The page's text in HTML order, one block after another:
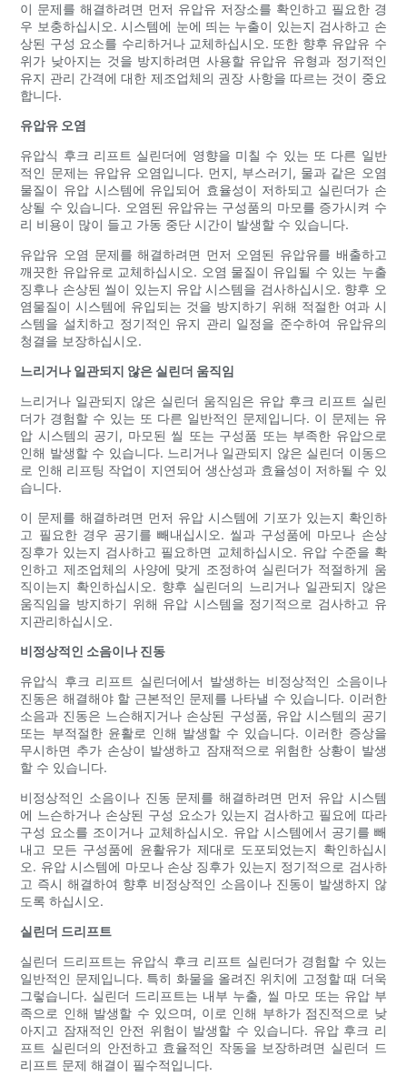
이 문제를 해결하려면 먼저 유압유 저장소를 확인하고 필요한 경
우 보충하십시오. 시스템에 눈에 띄는 누출이 있는지 검사하고 손
상된 구성 요소를 수리하거나 교체하십시오. 또한 향후 유압유 수
위가 낮아지는 것을 방지하려면 사용할 유압유 유형과 정기적인
유지 관리 간격에 대한 제조업체의 권장 사항을 따르는 것이 중요
합니다.
유압유 오염
유압식 후크 리프트 실린더에 영향을 미칠 수 있는 또 다른 일반
적인 문제는 유압유 오염입니다. 먼지, 부스러기, 물과 같은 오염
물질이 유압 시스템에 유입되어 효율성이 저하되고 실린더가 손
상될 수 있습니다. 오염된 유압유는 구성품의 마모를 증가시켜 수
리 비용이 많이 들고 가동 중단 시간이 발생할 수 있습니다.
유압유 오염 문제를 해결하려면 먼저 오염된 유압유를 배출하고
깨끗한 유압유로 교체하십시오. 오염 물질이 유입될 수 있는 누출
징후나 손상된 씰이 있는지 유압 시스템을 검사하십시오. 향후 오
염물질이 시스템에 유입되는 것을 방지하기 위해 적절한 여과 시
스템을 설치하고 정기적인 유지 관리 일정을 준수하여 유압유의
청결을 보장하십시오.
느리거나 일관되지 않은 실린더 움직임
느리거나 일관되지 않은 실린더 움직임은 유압 후크 리프트 실린
더가 경험할 수 있는 또 다른 일반적인 문제입니다. 이 문제는 유
압 시스템의 공기, 마모된 씰 또는 구성품 또는 부족한 유압으로
인해 발생할 수 있습니다. 느리거나 일관되지 않은 실린더 이동으
로 인해 리프팅 작업이 지연되어 생산성과 효율성이 저하될 수 있
습니다.
이 문제를 해결하려면 먼저 유압 시스템에 기포가 있는지 확인하
고 필요한 경우 공기를 빼내십시오. 씰과 구성품에 마모나 손상
징후가 있는지 검사하고 필요하면 교체하십시오. 유압 수준을 확
인하고 제조업체의 사양에 맞게 조정하여 실린더가 적절하게 움
직이는지 확인하십시오. 향후 실린더의 느리거나 일관되지 않은
움직임을 방지하기 위해 유압 시스템을 정기적으로 검사하고 유
지관리하십시오.
비정상적인 소음이나 진동
유압식 후크 리프트 실린더에서 발생하는 비정상적인 소음이나
진동은 해결해야 할 근본적인 문제를 나타낼 수 있습니다. 이러한
소음과 진동은 느슨해지거나 손상된 구성품, 유압 시스템의 공기
또는 부적절한 윤활로 인해 발생할 수 있습니다. 이러한 증상을
무시하면 추가 손상이 발생하고 잠재적으로 위험한 상황이 발생
할 수 있습니다.
비정상적인 소음이나 진동 문제를 해결하려면 먼저 유압 시스템
에 느슨하거나 손상된 구성 요소가 있는지 검사하고 필요에 따라
구성 요소를 조이거나 교체하십시오. 유압 시스템에서 공기를 빼
내고 모든 구성품에 윤활유가 제대로 도포되었는지 확인하십시
오. 유압 시스템에 마모나 손상 징후가 있는지 정기적으로 검사하
고 즉시 해결하여 향후 비정상적인 소음이나 진동이 발생하지 않
도록 하십시오.
실린더 드리프트
실린더 드리프트는 유압식 후크 리프트 실린더가 경험할 수 있는
일반적인 문제입니다. 특히 화물을 올려진 ​​위치에 고정할 때 더욱
그렇습니다. 실린더 드리프트는 내부 누출, 씰 마모 또는 유압 부
족으로 인해 발생할 수 있으며, 이로 인해 부하가 점진적으로 낮
아지고 잠재적인 안전 위험이 발생할 수 있습니다. 유압 후크 리
프트 실린더의 안전하고 효율적인 작동을 보장하려면 실린더 드
리프트 문제 해결이 필수적입니다.